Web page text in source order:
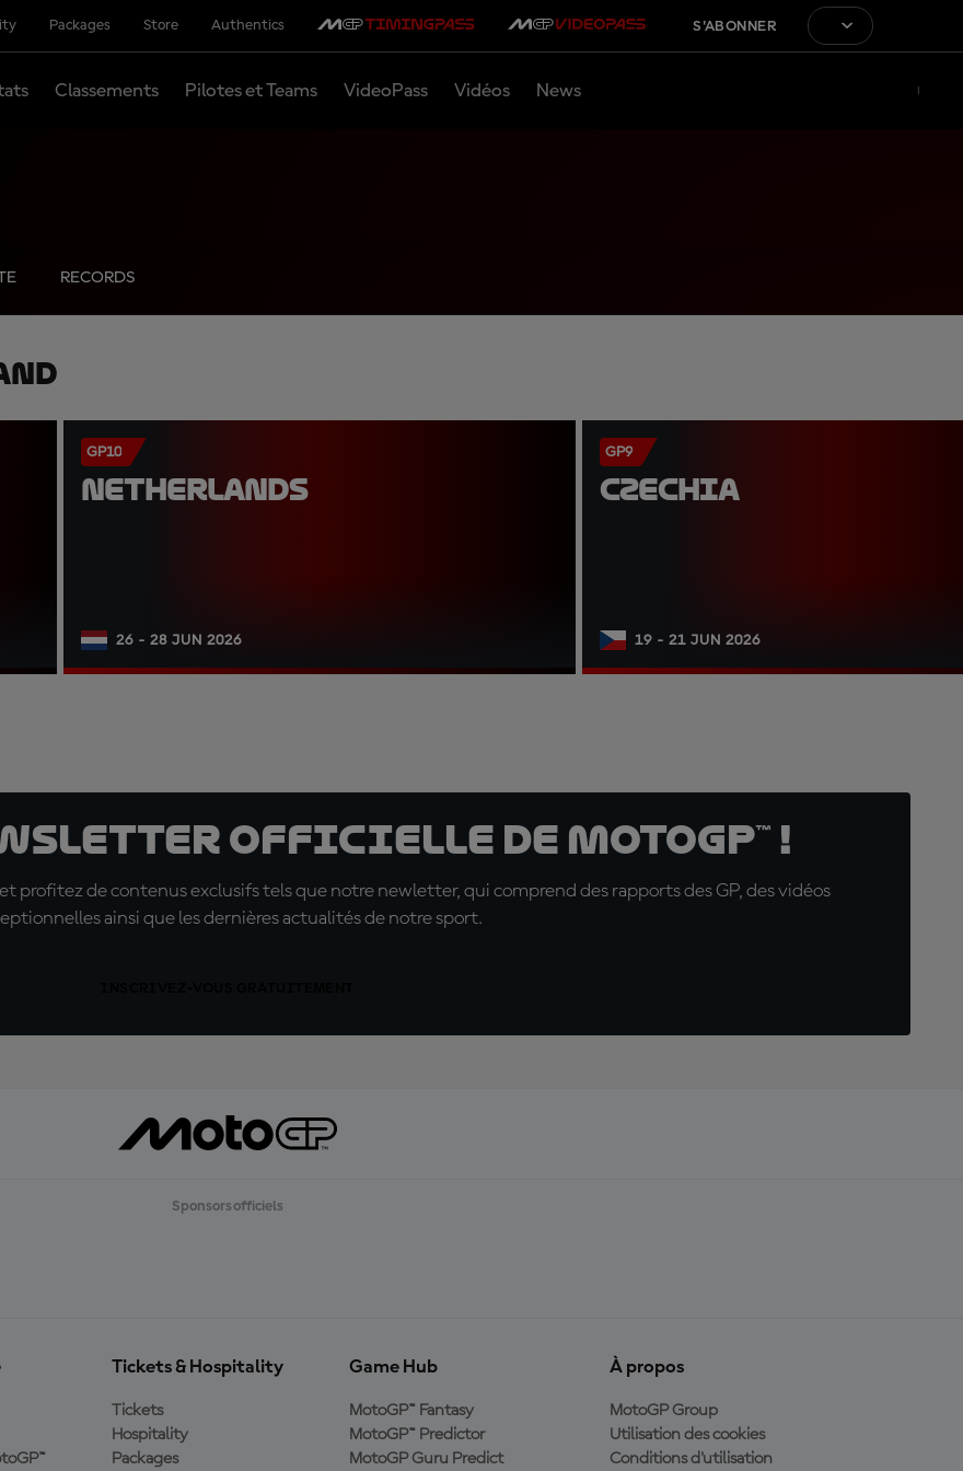
Packages Store Authentics S'ABONNER
Classements Pilotes et Teams VideoPass Vidéos News
RECORDS
GP10
NETHERLANDS
26 - 28 JUN 2026
GP9
CZECHIA
19 - 21 JUN 2026
officielle de MotoGP™ !
profitez de contenus exclusifs tels que notre newletter, qui comprend des rapports des GP, des vidéos
ainsi que les dernières actualités de notre sport.
Sponsors officiels
Tickets & Hospitality
Tickets
Hospitality
Packages
Game Hub
MotoGP™ Fantasy
MotoGP™ Predictor
MotoGP Guru Predict
À propos
MotoGP Group
Utilisation des cookies
Conditions d'utilisation